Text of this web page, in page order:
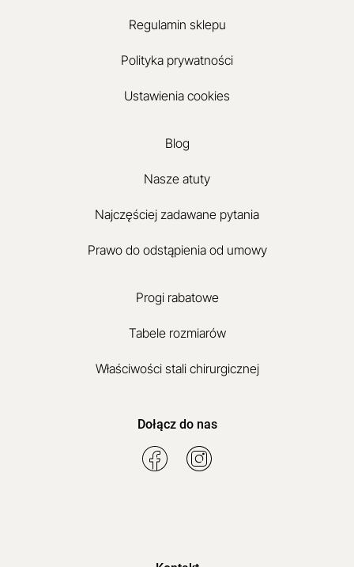
Regulamin sklepu
Polityka prywatności
Ustawienia cookies
Blog
Nasze atuty
Najczęściej zadawane pytania
Prawo do odstąpienia od umowy
Progi rabatowe
Tabele rozmiarów
Właściwości stali chirurgicznej
Dołącz do nas